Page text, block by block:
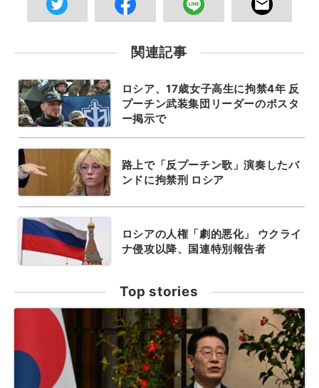
関連記事
ロシア、17歳女子高生に拘禁4年 反
プーチン武装集団リーダーのポスタ
ー掲示で
路上で「反プーチン歌」演奏したバ
ンドに拘禁刑 ロシア
ロシアの人権「劇的悪化」 ウクライ
ナ侵攻以降、国連特別報告者
Top stories